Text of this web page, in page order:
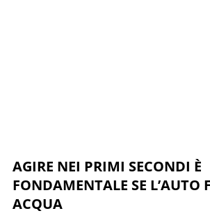
AGIRE NEI PRIMI SECONDI È
FONDAMENTALE SE L’AUTO
ACQUA